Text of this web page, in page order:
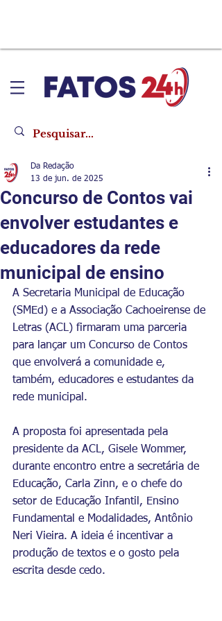
​Concurso de Contos vai
envolver estudantes e
educadores da rede
municipal de ensino
Da Redação
13 de jun. de 2025
A Secretaria Municipal de Educação
(SMEd) e a Associação Cachoeirense de
Letras (ACL) firmaram uma parceria
para lançar um Concurso de Contos
que envolverá a comunidade e,
também, educadores e estudantes da
rede municipal.
A proposta foi apresentada pela
presidente da ACL, Gisele Wommer,
durante encontro entre a secretária de
Educação, Carla Zinn, e o chefe do
setor de Educação Infantil, Ensino
Fundamental e Modalidades, Antônio
Neri Vieira. A ideia é incentivar a
produção de textos e o gosto pela
escrita desde cedo.